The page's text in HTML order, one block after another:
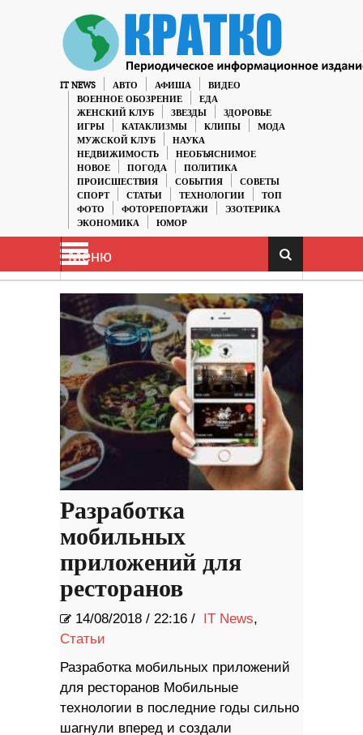
IT NEWS АВТО АФИША
ВИДЕО
ВОЕННОЕ ОБОЗРЕНИЕ
ЕДА
ЖЕНСКИЙ КЛУБ
ЗВЕЗДЫ
ЗДОРОВЬЕ
ИГРЫ
КАТАКЛИЗМЫ КЛИПЫ
МОДА
МУЖСКОЙ КЛУБ
НАУКА
НЕДВИЖИМОСТЬ
НЕОБЪЯСНИМОЕ
НОВОЕ
ПОГОДА
ПОЛИТИКА
ПРОИСШЕСТВИЯ
СОБЫТИЯ
СОВЕТЫ
СПОРТ
СТАТЬИ ТЕХНОЛОГИИ
ТОП
ФОТО
ФОТОРЕПОРТАЖИ
ЭЗОТЕРИКА
ЭКОНОМИКА
ЮМОР
Меню
Разработка
мобильных
приложений для
ресторанов
14/08/2018 / 22:16 / IT News,
Статьи
Разработка мобильных приложений
для ресторанов Мобильные
технологии в последние годы сильно
шагнули вперед и создали